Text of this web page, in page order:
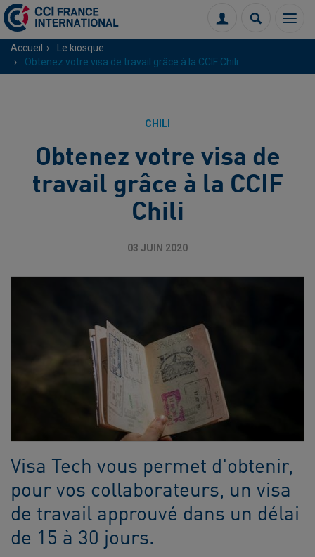
Menu
Connexion
Accueil
Le kiosque
Obtenez votre visa de travail grâce à la CCIF Chili
CHILI
Obtenez votre visa de
travail grâce à la CCIF
Chili
03 JUIN 2020
Visa Tech vous permet d'obtenir,
pour vos collaborateurs, un visa
de travail approuvé dans un délai
de 15 à 30 jours.